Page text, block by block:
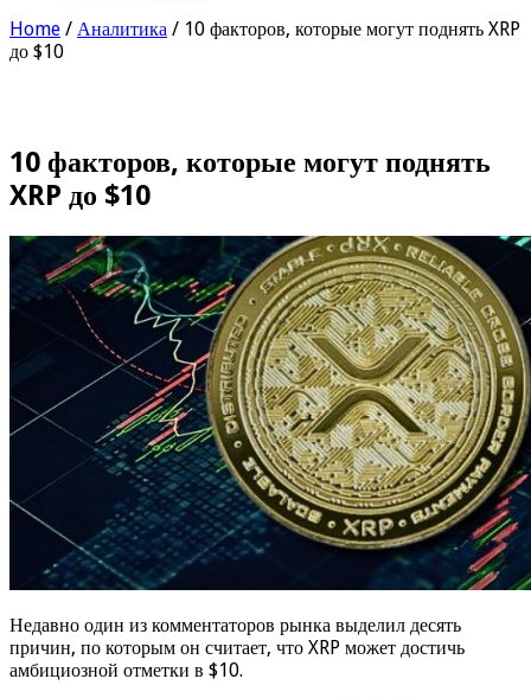
Home / Аналитика / 10 факторов, которые могут поднять XRP
до $10
10 факторов, которые могут поднять
XRP до $10
Недавно один из комментаторов рынка выделил десять
причин, по которым он считает, что XRP может достичь
амбициозной отметки в $10.